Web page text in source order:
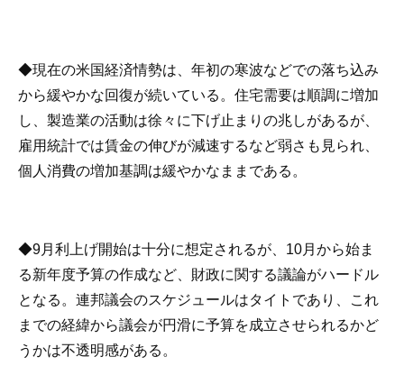
◆現在の米国経済情勢は、年初の寒波などでの落ち込み
から緩やかな回復が続いている。住宅需要は順調に増加
し、製造業の活動は徐々に下げ止まりの兆しがあるが、
雇用統計では賃金の伸びが減速するなど弱さも見られ、
個人消費の増加基調は緩やかなままである。
◆9月利上げ開始は十分に想定されるが、10月から始ま
る新年度予算の作成など、財政に関する議論がハードル
となる。連邦議会のスケジュールはタイトであり、これ
までの経緯から議会が円滑に予算を成立させられるかど
うかは不透明感がある。